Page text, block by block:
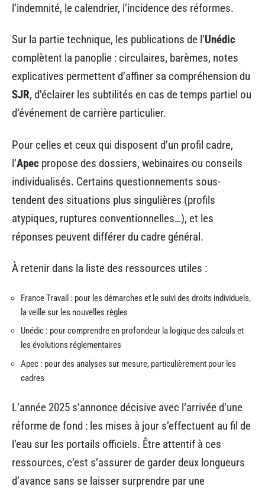
l’indemnité, le calendrier, l’incidence des réformes.
Sur la partie technique, les publications de l’Unédic
complètent la panoplie : circulaires, barèmes, notes
explicatives permettent d’affiner sa compréhension du
SJR, d’éclairer les subtilités en cas de temps partiel ou
d’événement de carrière particulier.
Pour celles et ceux qui disposent d’un profil cadre,
l’Apec propose des dossiers, webinaires ou conseils
individualisés. Certains questionnements sous-
tendent des situations plus singulières (profils
atypiques, ruptures conventionnelles…), et les
réponses peuvent différer du cadre général.
À retenir dans la liste des ressources utiles :
France Travail : pour les démarches et le suivi des droits individuels,
la veille sur les nouvelles règles
Unédic : pour comprendre en profondeur la logique des calculs et
les évolutions réglementaires
Apec : pour des analyses sur mesure, particulièrement pour les
cadres
L’année 2025 s’annonce décisive avec l’arrivée d’une
réforme de fond : les mises à jour s’effectuent au fil de
l’eau sur les portails officiels. Être attentif à ces
ressources, c’est s’assurer de garder deux longueurs
d’avance sans se laisser surprendre par une